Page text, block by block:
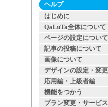
ヘルプ
はじめに
QaLuTa全体について
ページの設定について
記事の投稿について
画像について
デザインの設定・変
応用編・上級者編
機能をつかう
プラン変更・サービ